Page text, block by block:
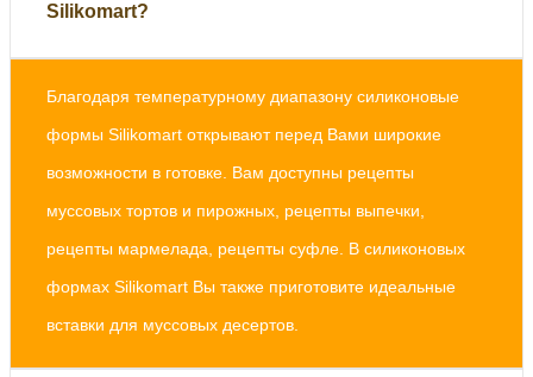
Silikomart?
Благодаря температурному диапазону силиконовые
формы Silikomart открывают перед Вами широкие
возможности в готовке. Вам доступны рецепты
муссовых тортов и пирожных, рецепты выпечки,
рецепты мармелада, рецепты суфле. В силиконовых
формах Silikomart Вы также приготовите идеальные
вставки для муссовых десертов.